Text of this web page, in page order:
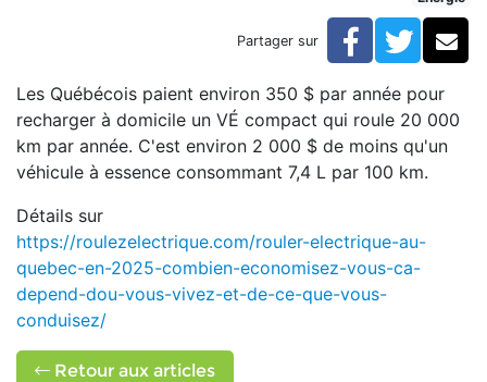
Véhicule électrique : 2 000 $ d'économie de
Partager sur Facebook
Les Québécois paient environ 350 $ par année pour
recharger à domicile un VÉ compact qui roule 20 000
km par année. C'est environ 2 000 $ de moins qu'un
véhicule à essence consommant 7,4 L par 100 km.
Détails sur
https://roulezelectrique.com/rouler-electrique-au-
quebec-en-2025-combien-economisez-vous-ca-
depend-dou-vous-vivez-et-de-ce-que-vous-
conduisez/
Retour aux articles